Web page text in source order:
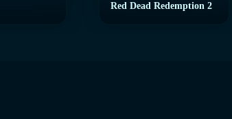
Red Dead Redemption 2